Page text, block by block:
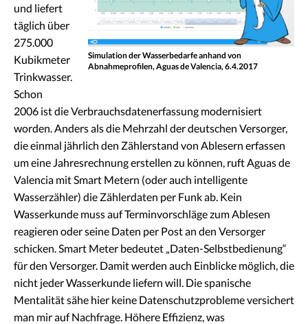
Simulation der Wasserbedarfe anhand von
Abnahmeprofilen, Aguas de Valencia, 6.4.2017
und liefert
täglich über
275.000
Kubikmeter
Trinkwasser.
Schon
2006 ist die Verbrauchsdatenerfassung modernisiert
worden. Anders als die Mehrzahl der deutschen Versorger,
die einmal jährlich den Zählerstand von Ablesern erfassen
um eine Jahresrechnung erstellen zu können, ruft Aguas de
Valencia mit Smart Metern (oder auch intelligente
Wasserzähler) die Zählerdaten per Funk ab. Kein
Wasserkunde muss auf Terminvorschläge zum Ablesen
reagieren oder seine Daten per Post an den Versorger
schicken. Smart Meter bedeutet „Daten-Selbstbedienung“
für den Versorger. Damit werden auch Einblicke möglich, die
nicht jeder Wasserkunde liefern will. Die spanische
Mentalität sähe hier keine Datenschutzprobleme versichert
man mir auf Nachfrage. Höhere Effizienz, was